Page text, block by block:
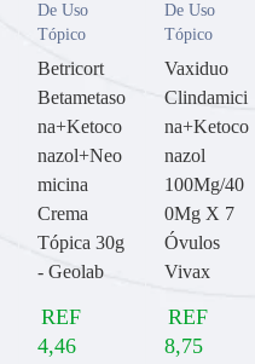
De Uso
Tópico
Betricort
Betametaso
na+Ketoco
nazol+Neo
micina
Crema
Tópica 30g
- Geolab
REF
4,46
De Uso
Tópico
Vaxiduo
Clindamici
na+Ketoco
nazol
100Mg/40
0Mg X 7
Óvulos
Vivax
REF
8,75